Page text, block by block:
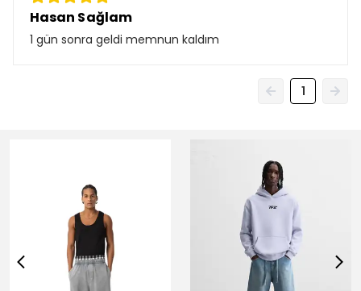
Hasan Sağlam
1 gün sonra geldi memnun kaldım
1